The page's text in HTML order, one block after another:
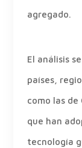
agregado.
El análisis
países,
como las
que han
tecnología